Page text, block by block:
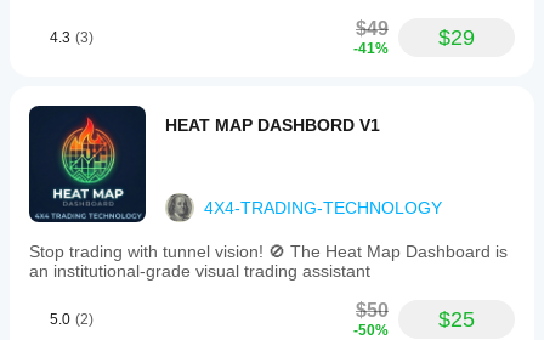
4.3 (3) $49
-41% $29
HEAT MAP DASHBORD V1
4X4-TRADING-TECHNOLOGY
Stop trading with tunnel vision! 🚫 The Heat Map Dashboard is
an institutional-grade visual trading assistant
5.0 (2) $50
-50% $25